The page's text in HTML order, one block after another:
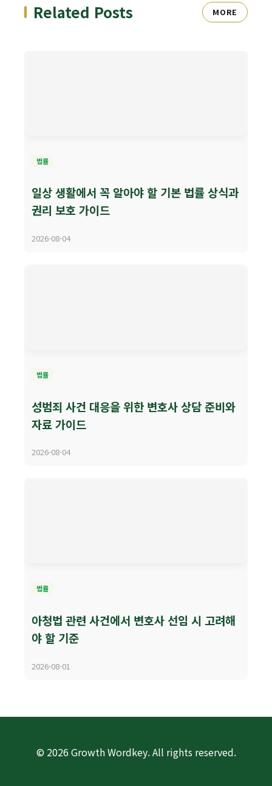
Related Posts MORE
법률
일상 생활에서 꼭 알아야 할 기본 법률 상식과
권리 보호 가이드
2026-08-04
법률
성범죄 사건 대응을 위한 변호사 상담 준비와
자료 가이드
2026-08-04
법률
아청법 관련 사건에서 변호사 선임 시 고려해
야 할 기준
2026-08-01
© 2026 Growth Wordkey. All rights reserved.